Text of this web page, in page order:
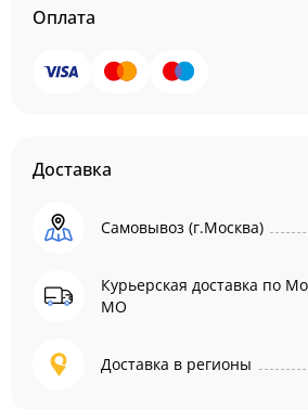
Оплата
Доставка
Самовывоз (г.Москва)
Курьерская доставка по
МО
Доставка в регионы